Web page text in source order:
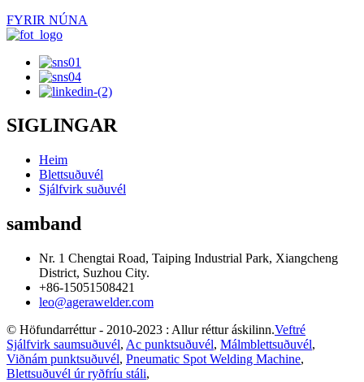
FYRIR NÚNA
SIGLINGAR
Heim
Blettsuðuvél
Sjálfvirk suðuvél
samband
Nr. 1 Chengtai Road, Taiping Industrial Park, Xiangcheng
District, Suzhou City.
+86-15051508421
leo@agerawelder.com
© Höfundarréttur - 2010-2023 : Allur réttur áskilinn.Veftré
Sjálfvirk saumsuðuvél, Ac punktsuðuvél, Málmblettsuðuvél,
Viðnám punktsuðuvél, Pneumatic Spot Welding Machine,
Blettsuðuvél úr ryðfríu stáli,